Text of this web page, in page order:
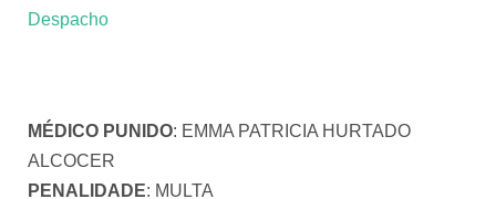
Despacho
MÉDICO PUNIDO: EMMA PATRICIA HURTADO
ALCOCER
PENALIDADE: MULTA